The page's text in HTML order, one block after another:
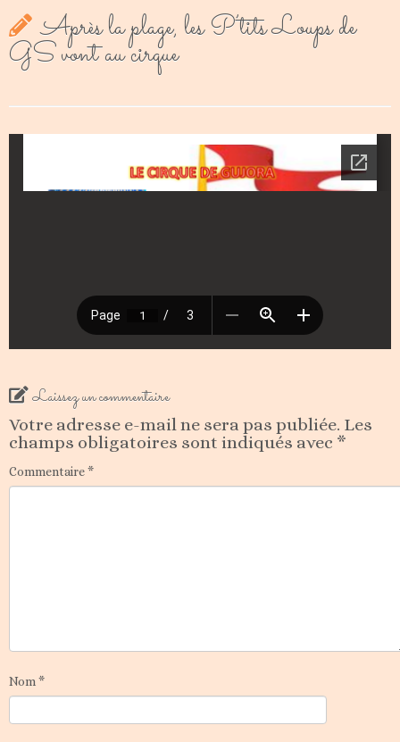
Après la plage, les P’tits Loups de
GS vont au cirque
Laissez un commentaire
Votre adresse e-mail ne sera pas publiée. Les
champs obligatoires sont indiqués avec *
Commentaire*
Nom *